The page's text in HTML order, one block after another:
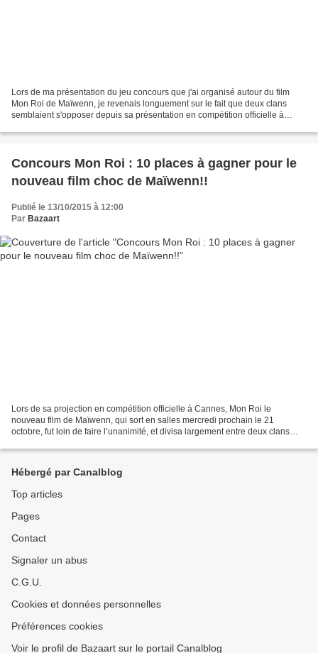
Lors de ma présentation du jeu concours que j'ai organisé autour du film
Mon Roi de Maïwenn, je revenais longuement sur le fait que deux clans
semblaient s'opposer depuis sa présentation en compétition officielle à
Concours Mon Roi : 10 places à gagner pour le
nouveau film choc de Maïwenn!!
Publié le 13/10/2015 à 12:00
Par Bazaart
Lors de sa projection en compétition officielle à Cannes, Mon Roi le
nouveau film de Maïwenn, qui sort en salles mercredi prochain le 21
octobre, fut loin de faire l’unanimité, et divisa largement entre deux clans
Hébergé par Canalblog
Top articles
Pages
Contact
Signaler un abus
C.G.U.
Cookies et données personnelles
Préférences cookies
Voir le profil de Bazaart sur le portail Canalblog